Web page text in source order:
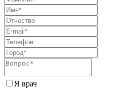
Я врач